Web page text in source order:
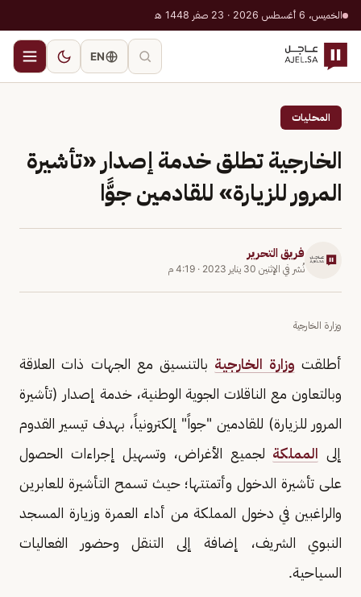
الخميس، 6 أغسطس 2026 · 23 صفر 1448 هـ
EN
المحليات
الخارجية تطلق خدمة إصدار «تأشيرة
المرور للزيارة» للقادمين جوًّا
فريق التحرير
نُشر في الإثنين 30 يناير 2023 · 4:19 م
وزارة الخارجية
أطلقت وزارة الخارجية بالتنسيق مع الجهات ذات العلاقة
وبالتعاون مع الناقلات الجوية الوطنية، خدمة إصدار (تأشيرة
المرور للزيارة) للقادمين "جواً" إلكترونياً، بهدف تيسير القدوم
إلى المملكة لجميع الأغراض، وتسهيل إجراءات الحصول
على تأشيرة الدخول وأتمتتها؛ حيث تسمح التأشيرة للعابرين
والراغبين في دخول المملكة من أداء العمرة وزيارة المسجد
النبوي الشريف، إضافة إلى التنقل وحضور الفعاليات
السياحية.